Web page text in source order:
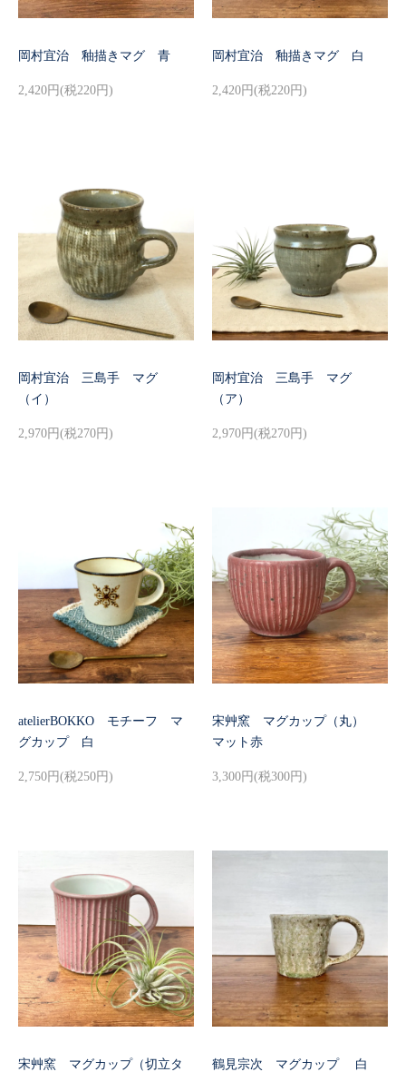
岡村宜治 釉描きマグ 青
2,420円(税220円)
岡村宜治 釉描きマグ 白
2,420円(税220円)
岡村宜治 三島手 マグ
（イ）
2,970円(税270円)
岡村宜治 三島手 マグ
（ア）
2,970円(税270円)
atelierBOKKO モチーフ マ
グカップ 白
2,750円(税250円)
宋艸窯 マグカップ（丸）
マット赤
3,300円(税300円)
宋艸窯 マグカップ（切立タ 鶴見宗次 マグカップ 白